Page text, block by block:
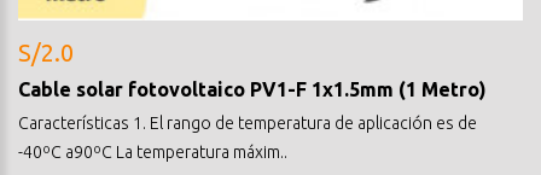
S/2.0
Cable solar fotovoltaico PV1-F 1x1.5mm (1 Metro)
Características 1. El rango de temperatura de aplicación es de
-40ºC a90ºC La temperatura máxim..